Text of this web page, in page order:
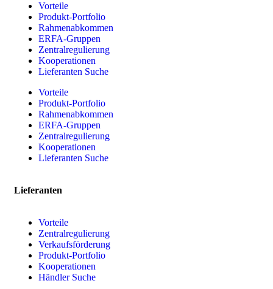
Vorteile
Produkt-Portfolio
Rahmenabkommen
ERFA-Gruppen
Zentralregulierung
Kooperationen
Lieferanten Suche
Vorteile
Produkt-Portfolio
Rahmenabkommen
ERFA-Gruppen
Zentralregulierung
Kooperationen
Lieferanten Suche
Lieferanten
Vorteile
Zentralregulierung
Verkaufsförderung
Produkt-Portfolio
Kooperationen
Händler Suche